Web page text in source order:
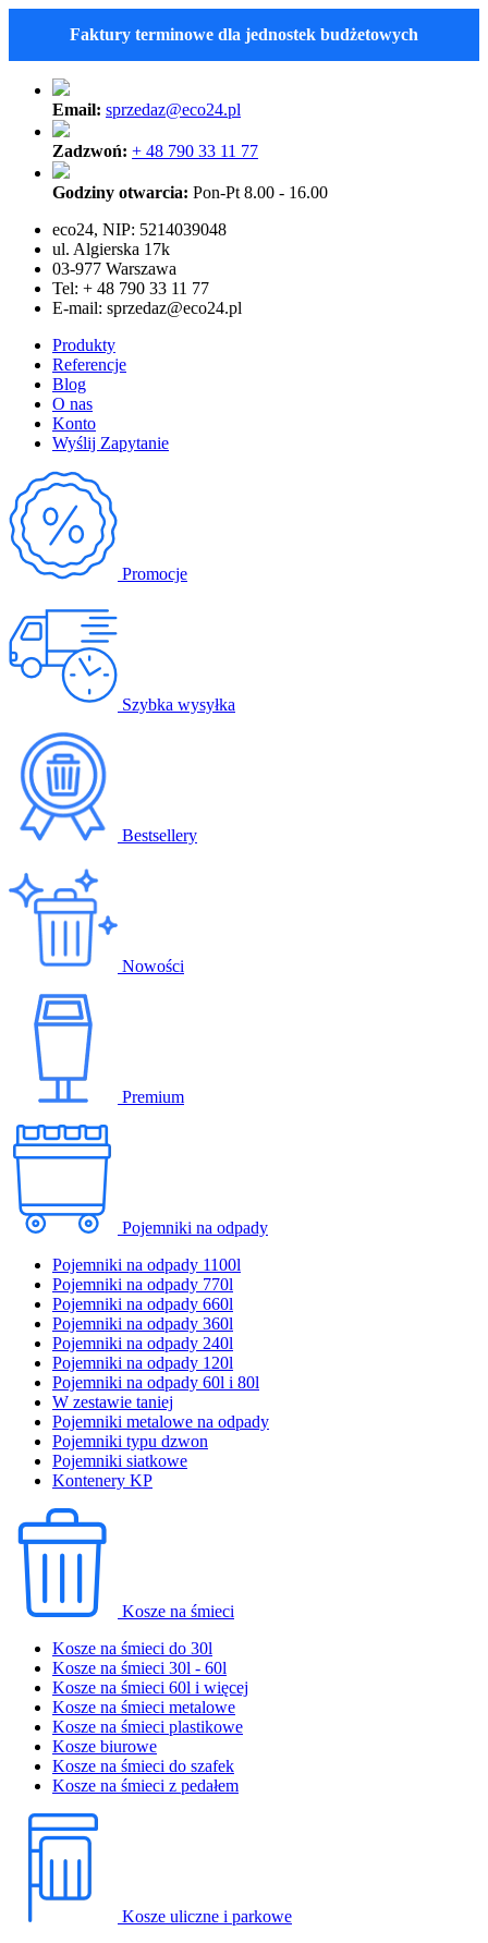
Faktury terminowe dla jednostek budżetowych
Email: sprzedaz@eco24.pl
Zadzwoń: + 48 790 33 11 77
Godziny otwarcia: Pon-Pt 8.00 - 16.00
eco24, NIP: 5214039048
ul. Algierska 17k
03-977 Warszawa
Tel: + 48 790 33 11 77
E-mail: sprzedaz@eco24.pl
Produkty
Referencje
Blog
O nas
Konto
Wyślij Zapytanie
Promocje
Szybka wysyłka
Bestsellery
Nowości
Premium
Pojemniki na odpady
Pojemniki na odpady 1100l
Pojemniki na odpady 770l
Pojemniki na odpady 660l
Pojemniki na odpady 360l
Pojemniki na odpady 240l
Pojemniki na odpady 120l
Pojemniki na odpady 60l i 80l
W zestawie taniej
Pojemniki metalowe na odpady
Pojemniki typu dzwon
Pojemniki siatkowe
Kontenery KP
Kosze na śmieci
Kosze na śmieci do 30l
Kosze na śmieci 30l - 60l
Kosze na śmieci 60l i więcej
Kosze na śmieci metalowe
Kosze na śmieci plastikowe
Kosze biurowe
Kosze na śmieci do szafek
Kosze na śmieci z pedałem
Kosze uliczne i parkowe